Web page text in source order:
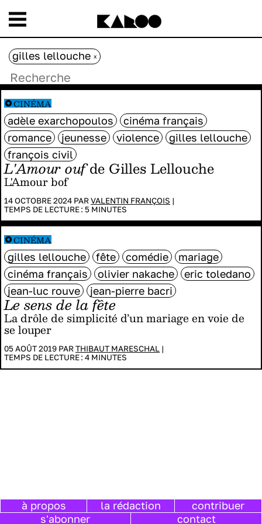
L'Amour oufde Gilles Lellouche
L'Amour bof
14 OCTOBRE 2024 PARVALENTIN FRANÇOIS |
TEMPS DE LECTURE : 5 MINUTES
adèle exarchopoulos
cinéma français
romance
jeunesse violence
gilles lellouche
françois civil
CINÉMA
Le sens de la fête
La drôle de simplicité d’un mariage en voie de
se louper
05 AOÛT 2019 PARTHIBAUT MARESCHAL |
TEMPS DE LECTURE : 4 MINUTES
gilles lellouche fête comédie
mariage
cinéma français
olivier nakache
eric toledano
jean-luc rouve
jean-pierre bacri
CINÉMA
gilles lellouche x
à propos la rédaction
contribuer
s'abonner
contact